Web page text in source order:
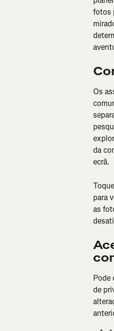
fotos
Os
da
ecrã.
para
as
Pode
de